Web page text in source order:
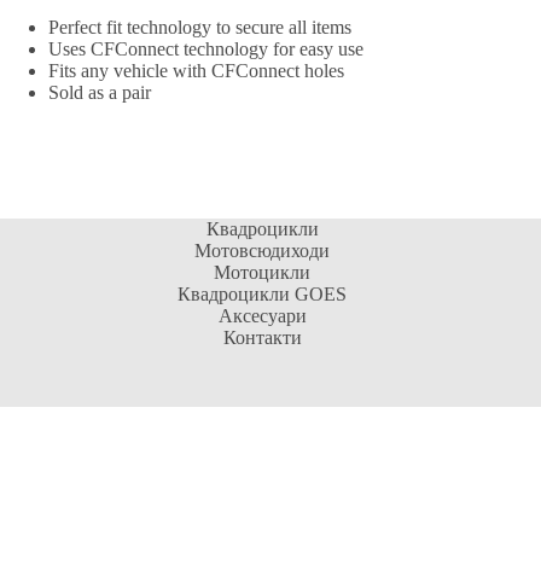
Perfect fit technology to secure all items
Uses CFConnect technology for easy use
Fits any vehicle with CFConnect holes
Sold as a pair
Квадроцикли
Мотовсюдиходи
Мотоцикли
Квадроцикли GOES
Аксесуари
Контакти